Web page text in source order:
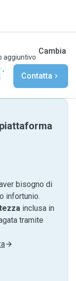
aggiuntivo
Cambia
Contatta
bisogno di
infortunio.
inclusa in
tramite